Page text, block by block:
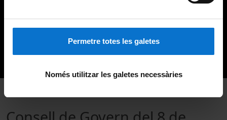
Permetre totes les galetes
Només utilitzar les galetes necessàries